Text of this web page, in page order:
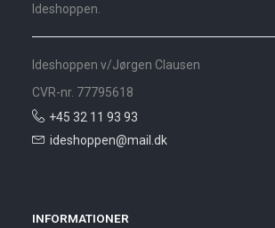
Ideshoppen.
Ideshoppen v/Jørgen Clausen
CVR-nr. 77795618
+45 32 11 93 93
ideshoppen@mail.dk
INFORMATIONER